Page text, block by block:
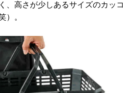
、高さが少しあるサイズのカッコ
）。